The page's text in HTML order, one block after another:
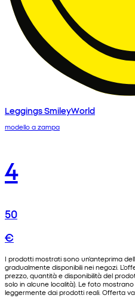
Leggings SmileyWorld
modello a zampa
4
50
€
I prodotti mostrati sono un'anteprima
gradualmente disponibili nei negozi.
prezzo, quantità e disponibilità del
solo in alcune località). Le foto
leggermente dai prodotti reali. Offerta